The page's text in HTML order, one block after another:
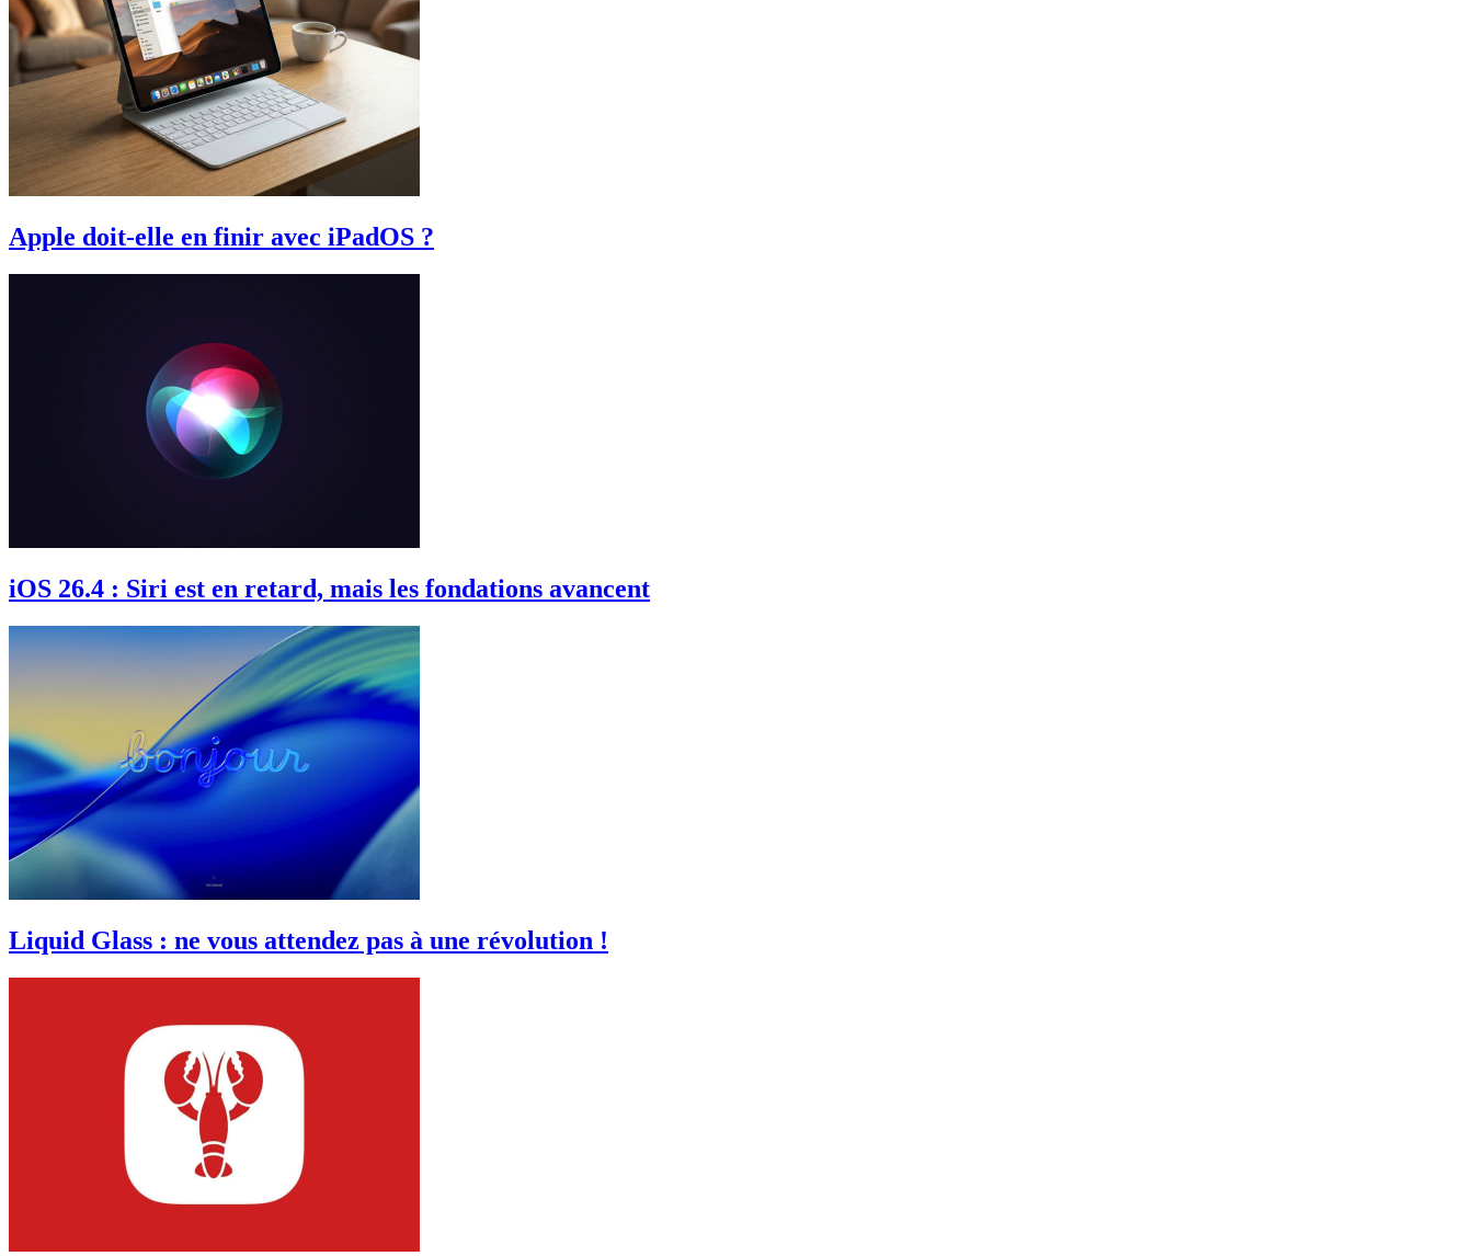
Apple doit-elle en finir avec iPadOS ?
iOS 26.4 : Siri est en retard, mais les fondations avancent
Liquid Glass : ne vous attendez pas à une révolution !